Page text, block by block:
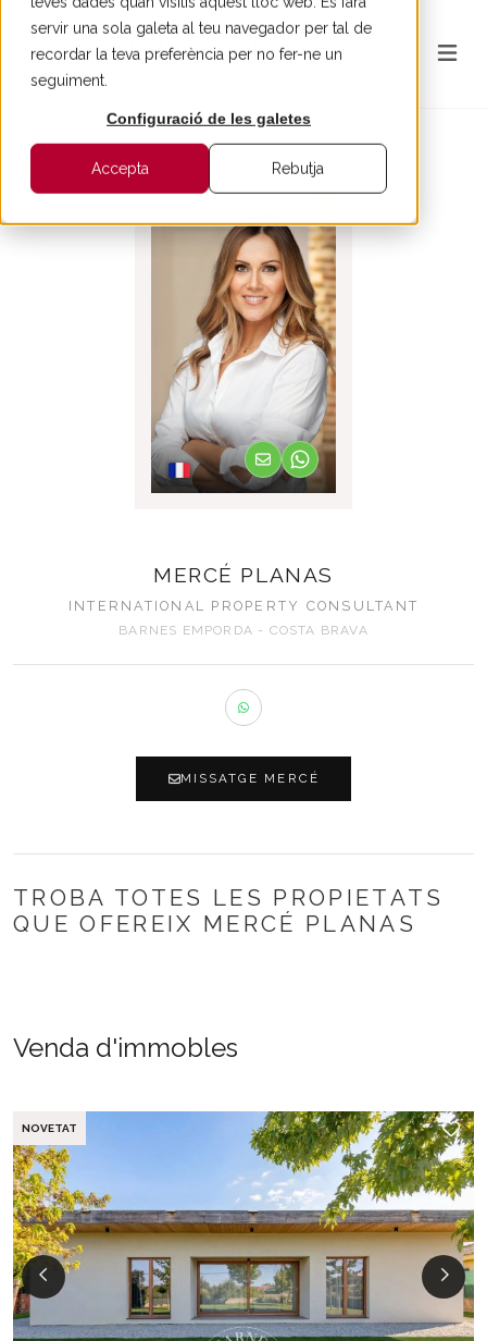
servir una sola galeta al teu navegador per tal de
recordar la teva preferència per no fer-ne un
seguiment.
Configuració de les galetes
Accepta Rebutja
MERCÉ PLANAS
INTERNATIONAL PROPERTY CONSULTANT
BARNES EMPORDA - COSTA BRAVA
MISSATGE MERCÉ
TROBA TOTES LES PROPIETATS
QUE OFEREIX MERCÉ PLANAS
Venda d'immobles
NOVETAT